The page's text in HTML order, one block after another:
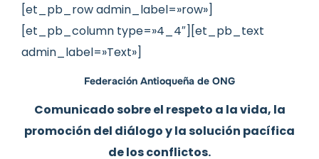
[et_pb_row admin_label=»row»]
[et_pb_column type=»4_4″][et_pb_text
admin_label=»Text»]
Federación Antioqueña de ONG
Comunicado sobre el respeto a la vida, la
promoción del diálogo y la solución pacífica
de los conflictos.